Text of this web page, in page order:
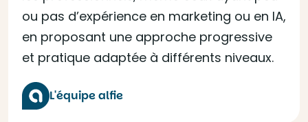
ou pas d’expérience en marketing ou en IA,
en proposant une approche progressive
et pratique adaptée à différents niveaux.
L'équipe alfie